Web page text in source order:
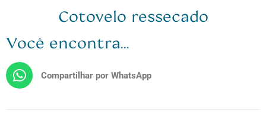
Cotovelo ressecado
Você encontra...
Compartilhar por WhatsApp